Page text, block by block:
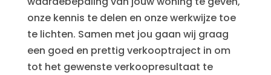
onze kennis te delen en onze werkwijze toe
te lichten. Samen met jou gaan wij graag
een goed en prettig verkooptraject in om
tot het gewenste verkoopresultaat te